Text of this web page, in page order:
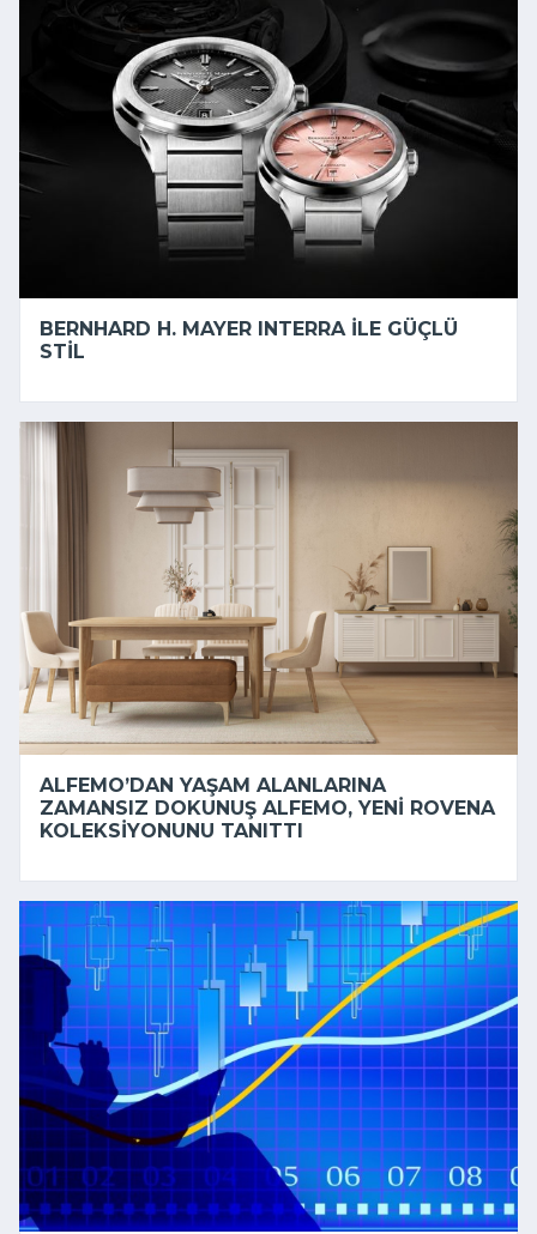
BERNHARD H. MAYER INTERRA ILE GÜÇLÜ
STIL
ALFEMO’DAN YAŞAM ALANLARINA
ZAMANSIZ DOKUNUŞ ALFEMO, YENI ROVENA
KOLEKSIYONUNU TANITTI